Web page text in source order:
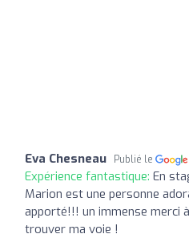
Eva Chesneau Publié le
Expérience fantastique: En
Marion est une personne
apporté!!! un immense merci
trouver ma voie !